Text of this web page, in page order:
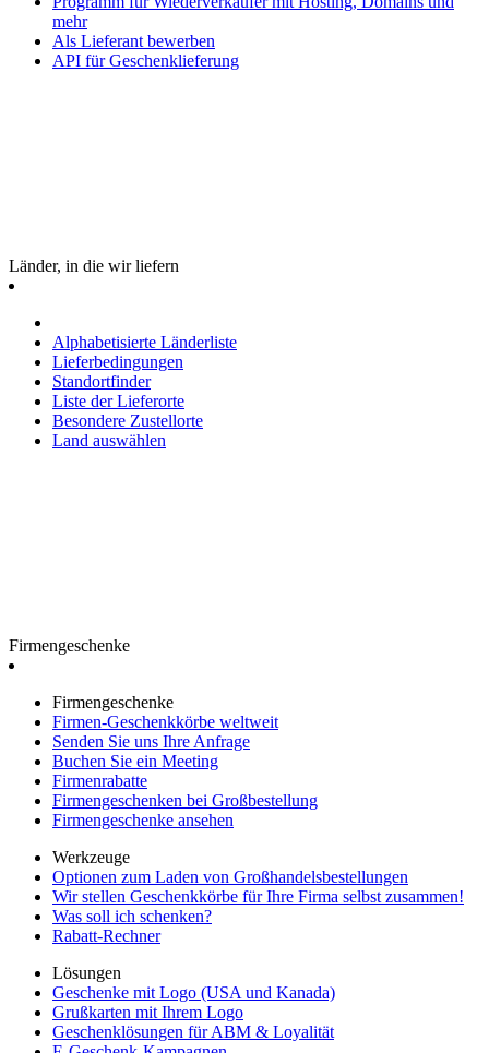
mehr
Als Lieferant bewerben
API für Geschenklieferung
Länder, in die wir liefern
Alphabetisierte Länderliste
Lieferbedingungen
Standortfinder
Liste der Lieferorte
Besondere Zustellorte
Land auswählen
Firmengeschenke
Firmengeschenke
Firmen-Geschenkkörbe weltweit
Senden Sie uns Ihre Anfrage
Buchen Sie ein Meeting
Firmenrabatte
Firmengeschenken bei Großbestellung
Firmengeschenke ansehen
Werkzeuge
Optionen zum Laden von Großhandelsbestellungen
Wir stellen Geschenkkörbe für Ihre Firma selbst zusammen!
Was soll ich schenken?
Rabatt-Rechner
Lösungen
Geschenke mit Logo (USA und Kanada)
Grußkarten mit Ihrem Logo
Geschenklösungen für ABM & Loyalität